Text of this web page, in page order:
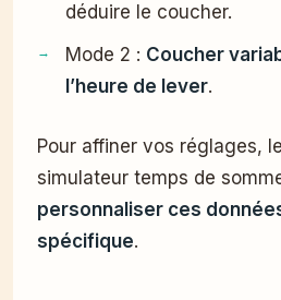
déduire le coucher.
Mode 2 : Coucher
l’heure de lever.
Pour affiner vos réglages,
simulateur temps de
personnaliser ces
spécifique.